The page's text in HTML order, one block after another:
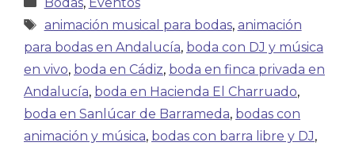
animación musical para bodas, animación
para bodas en Andalucía, boda con DJ y música
en vivo, boda en Cádiz, boda en finca privada en
Andalucía, boda en Hacienda El Charruado,
boda en Sanlúcar de Barrameda, bodas con
animación y música, bodas con barra libre y DJ,